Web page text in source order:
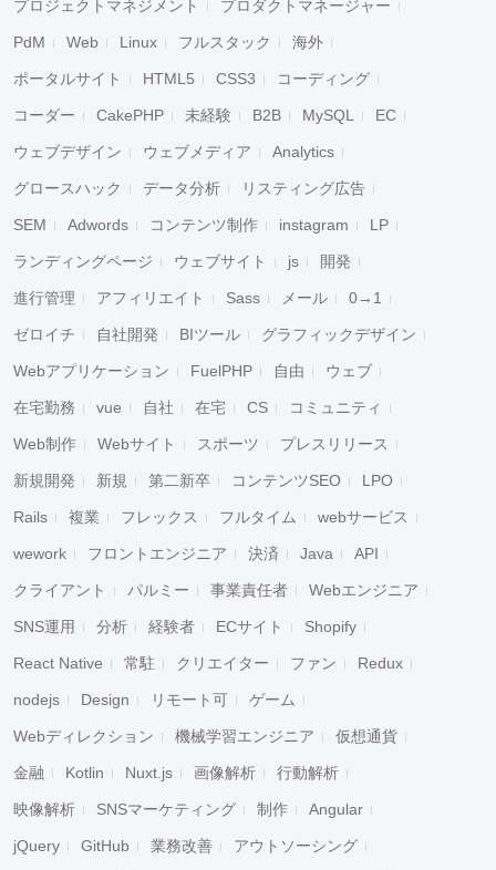
プロジェクトマネジメント プロダクトマネージャー
PdM Web Linux フルスタック 海外
ポータルサイト HTML5 CSS3 コーディング
コーダー CakePHP 未経験 B2B MySQL EC
ウェブデザイン ウェブメディア Analytics
グロースハック データ分析 リスティング広告
SEM Adwords コンテンツ制作 instagram LP
ランディングページ ウェブサイト js 開発
進行管理 アフィリエイト Sass メール 0→1
ゼロイチ 自社開発 BIツール グラフィックデザイン
Webアプリケーション FuelPHP 自由 ウェブ
在宅勤務 vue 自社 在宅 CS コミュニティ
Web制作 Webサイト スポーツ プレスリリース
新規開発 新規 第二新卒 コンテンツSEO LPO
Rails 複業 フレックス フルタイム webサービス
wework フロントエンジニア 決済 Java API
クライアント パルミー 事業責任者 Webエンジニア
SNS運用 分析 経験者 ECサイト Shopify
React Native 常駐 クリエイター ファン Redux
nodejs Design リモート可 ゲーム
Webディレクション 機械学習エンジニア 仮想通貨
金融 Kotlin Nuxt.js 画像解析 行動解析
映像解析 SNSマーケティング 制作 Angular
jQuery GitHub 業務改善 アウトソーシング